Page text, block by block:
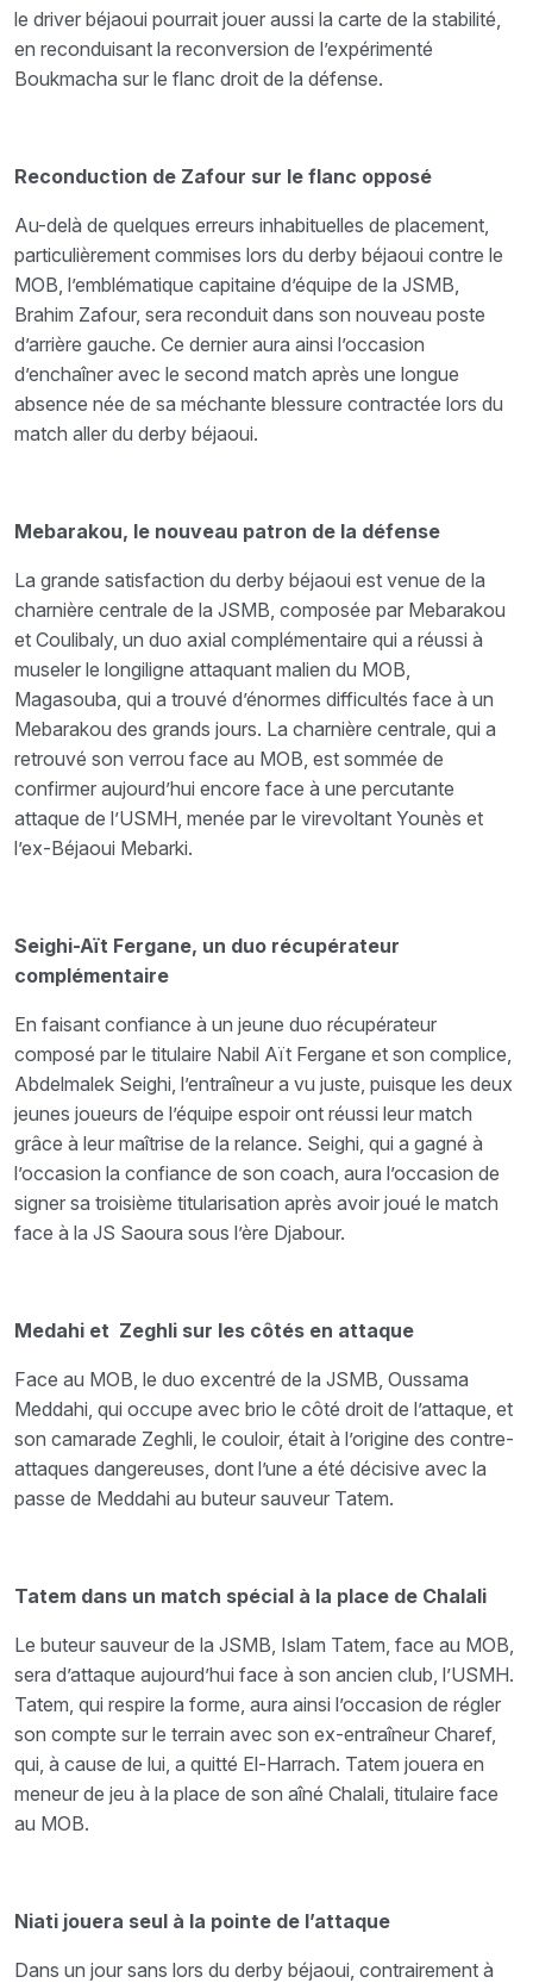
le driver béjaoui pourrait jouer aussi la carte de la stabilité,
en reconduisant la reconversion de l’expérimenté
Boukmacha sur le flanc droit de la défense.
Reconduction de Zafour sur le flanc opposé
Au-delà de quelques erreurs inhabituelles de placement,
particulièrement commises lors du derby béjaoui contre le
MOB, l’emblématique capitaine d’équipe de la JSMB,
Brahim Zafour, sera reconduit dans son nouveau poste
d’arrière gauche. Ce dernier aura ainsi l’occasion
d’enchaîner avec le second match après une longue
absence née de sa méchante blessure contractée lors du
match aller du derby béjaoui.
Mebarakou, le nouveau patron de la défense
La grande satisfaction du derby béjaoui est venue de la
charnière centrale de la JSMB, composée par Mebarakou
et Coulibaly, un duo axial complémentaire qui a réussi à
museler le longiligne attaquant malien du MOB,
Magasouba, qui a trouvé d’énormes difficultés face à un
Mebarakou des grands jours. La charnière centrale, qui a
retrouvé son verrou face au MOB, est sommée de
confirmer aujourd’hui encore face à une percutante
attaque de l’USMH, menée par le virevoltant Younès et
l’ex-Béjaoui Mebarki.
Seighi-Aït Fergane, un duo récupérateur
complémentaire
En faisant confiance à un jeune duo récupérateur
composé par le titulaire Nabil Aït Fergane et son complice,
Abdelmalek Seighi, l’entraîneur a vu juste, puisque les deux
jeunes joueurs de l’équipe espoir ont réussi leur match
grâce à leur maîtrise de la relance. Seighi, qui a gagné à
l’occasion la confiance de son coach, aura l’occasion de
signer sa troisième titularisation après avoir joué le match
face à la JS Saoura sous l’ère Djabour.
Medahi et Zeghli sur les côtés en attaque
Face au MOB, le duo excentré de la JSMB, Oussama
Meddahi, qui occupe avec brio le côté droit de l’attaque, et
son camarade Zeghli, le couloir, était à l’origine des contre-
attaques dangereuses, dont l’une a été décisive avec la
passe de Meddahi au buteur sauveur Tatem.
Tatem dans un match spécial à la place de Chalali
Le buteur sauveur de la JSMB, Islam Tatem, face au MOB,
sera d’attaque aujourd’hui face à son ancien club, l’USMH.
Tatem, qui respire la forme, aura ainsi l’occasion de régler
son compte sur le terrain avec son ex-entraîneur Charef,
qui, à cause de lui, a quitté El-Harrach. Tatem jouera en
meneur de jeu à la place de son aîné Chalali, titulaire face
au MOB.
Niati jouera seul à la pointe de l’attaque
Dans un jour sans lors du derby béjaoui, contrairement à